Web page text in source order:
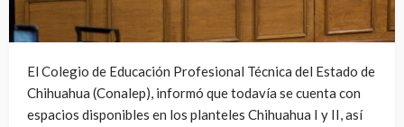
El Colegio de Educación Profesional Técnica del Estado de
Chihuahua (Conalep), informó que todavía se cuenta con
espacios disponibles en los planteles Chihuahua I y II, así